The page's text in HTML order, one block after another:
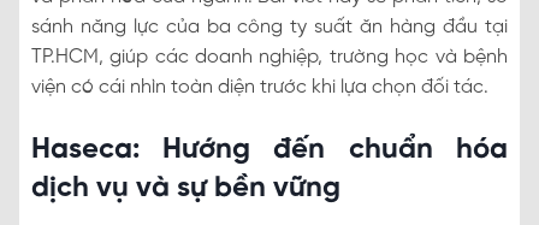
sánh năng lực của ba công ty suất ăn hàng đầu tại
TP.HCM, giúp các doanh nghiệp, trường học và bệnh
viện có cái nhìn toàn diện trước khi lựa chọn đối tác.
Haseca: Hướng đến chuẩn hóa
dịch vụ và sự bền vững